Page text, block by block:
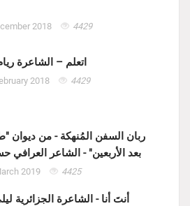
2018 4429
اتعلم – الشاعرة
2018 4429
ربان السفن المُنهكة - من ديوان
بعد الأربعين" - الشاعر العرافي
2019 4425
أنتَ أنا - الشاعرة الجزائرية